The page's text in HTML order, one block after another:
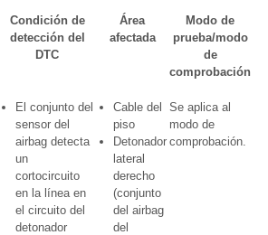
Condición de
detección del
DTC
Área
afectada
Modo de
prueba/modo
de
comprobación
El conjunto del
sensor del
airbag detecta
un
cortocircuito
en la línea en
el circuito del
detonador
Cable del
piso
Detonador
lateral
derecho
(conjunto
del airbag
del
Se aplica al
modo de
comprobación.